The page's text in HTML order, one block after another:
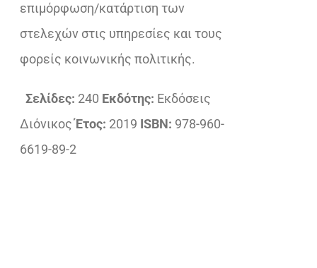
επιμόρφωση/κατάρτιση των
στελεχών στις υπηρεσίες και τους
φορείς κοινωνικής πολιτικής.
Σελίδες: 240 Εκδότης: Εκδόσεις
ΔιόνικοςΈτος: 2019 ISBN: 978-960-
6619-89-2